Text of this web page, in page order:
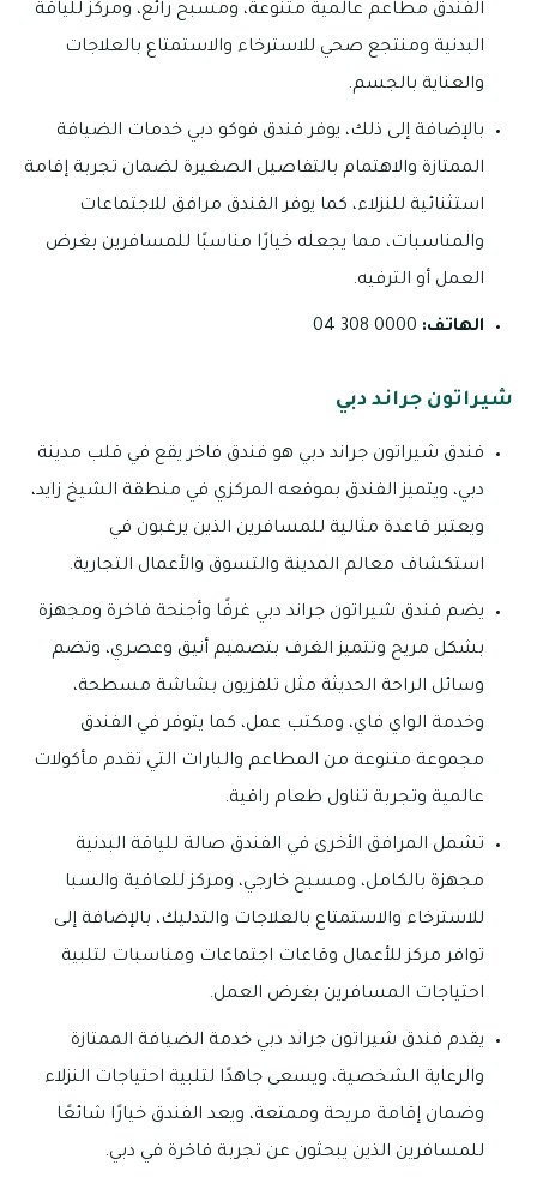
الفندق مطاعم عالمية متنوعة، ومسبح رائع، ومركز للياقة
البدنية ومنتجع صحي للاسترخاء والاستمتاع بالعلاجات
والعناية بالجسم.
بالإضافة إلى ذلك، يوفر فندق فوكو دبي خدمات الضيافة
الممتازة والاهتمام بالتفاصيل الصغيرة لضمان تجربة إقامة
استثنائية للنزلاء، كما يوفر الفندق مرافق للاجتماعات
والمناسبات، مما يجعله خيارًا مناسبًا للمسافرين بغرض
العمل أو الترفيه.
الهاتف:
شيراتون جراند دبي
فندق شيراتون جراند دبي هو فندق فاخر يقع في قلب مدينة
دبي، ويتميز الفندق بموقعه المركزي في منطقة الشيخ زايد،
ويعتبر قاعدة مثالية للمسافرين الذين يرغبون في
استكشاف معالم المدينة والتسوق والأعمال التجارية.
يضم فندق شيراتون جراند دبي غرفًا وأجنحة فاخرة ومجهزة
بشكل مريح وتتميز الغرف بتصميم أنيق وعصري، وتضم
وسائل الراحة الحديثة مثل تلفزيون بشاشة مسطحة،
وخدمة الواي فاي، ومكتب عمل، كما يتوفر في الفندق
مجموعة متنوعة من المطاعم والبارات التي تقدم مأكولات
عالمية وتجربة تناول طعام راقية.
تشمل المرافق الأخرى في الفندق صالة للياقة البدنية
مجهزة بالكامل، ومسبح خارجي، ومركز للعافية والسبا
للاسترخاء والاستمتاع بالعلاجات والتدليك، بالإضافة إلى
توافر مركز للأعمال وقاعات اجتماعات ومناسبات لتلبية
احتياجات المسافرين بغرض العمل.
يقدم فندق شيراتون جراند دبي خدمة الضيافة الممتازة
والرعاية الشخصية، ويسعى جاهدًا لتلبية احتياجات النزلاء
وضمان إقامة مريحة وممتعة، ويعد الفندق خيارًا شائعًا
للمسافرين الذين يبحثون عن تجربة فاخرة في دبي.